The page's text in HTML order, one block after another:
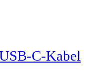
C-Kabel